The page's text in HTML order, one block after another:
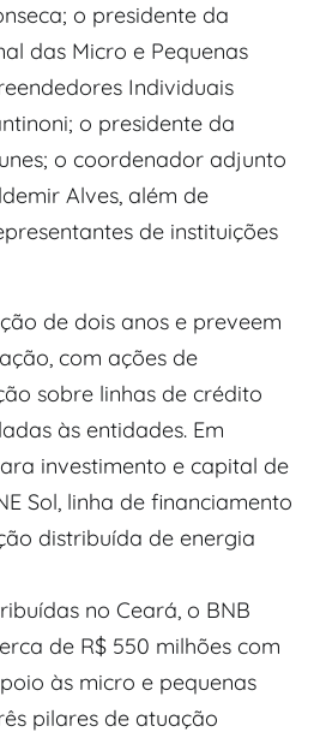
o presidente da
das Micro e Pequenas
Individuais
o presidente da
o coordenador adjunto
Alves, além de
de instituições
de dois anos e preveem
com ações de
sobre linhas de crédito
às entidades. Em
investimento e capital de
Sol, linha de financiamento
distribuída de energia
no Ceará, o BNB
de R$ 550 milhões com
às micro e pequenas
pilares de atuação